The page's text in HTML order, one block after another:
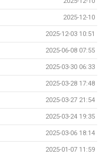
2025-12-10
2025-12-03 10:51
2025-06-08 07:55
2025-03-30 06:33
2025-03-28 17:48
2025-03-27 21:54
2025-03-24 19:35
2025-03-06 18:14
2025-01-07 11:59